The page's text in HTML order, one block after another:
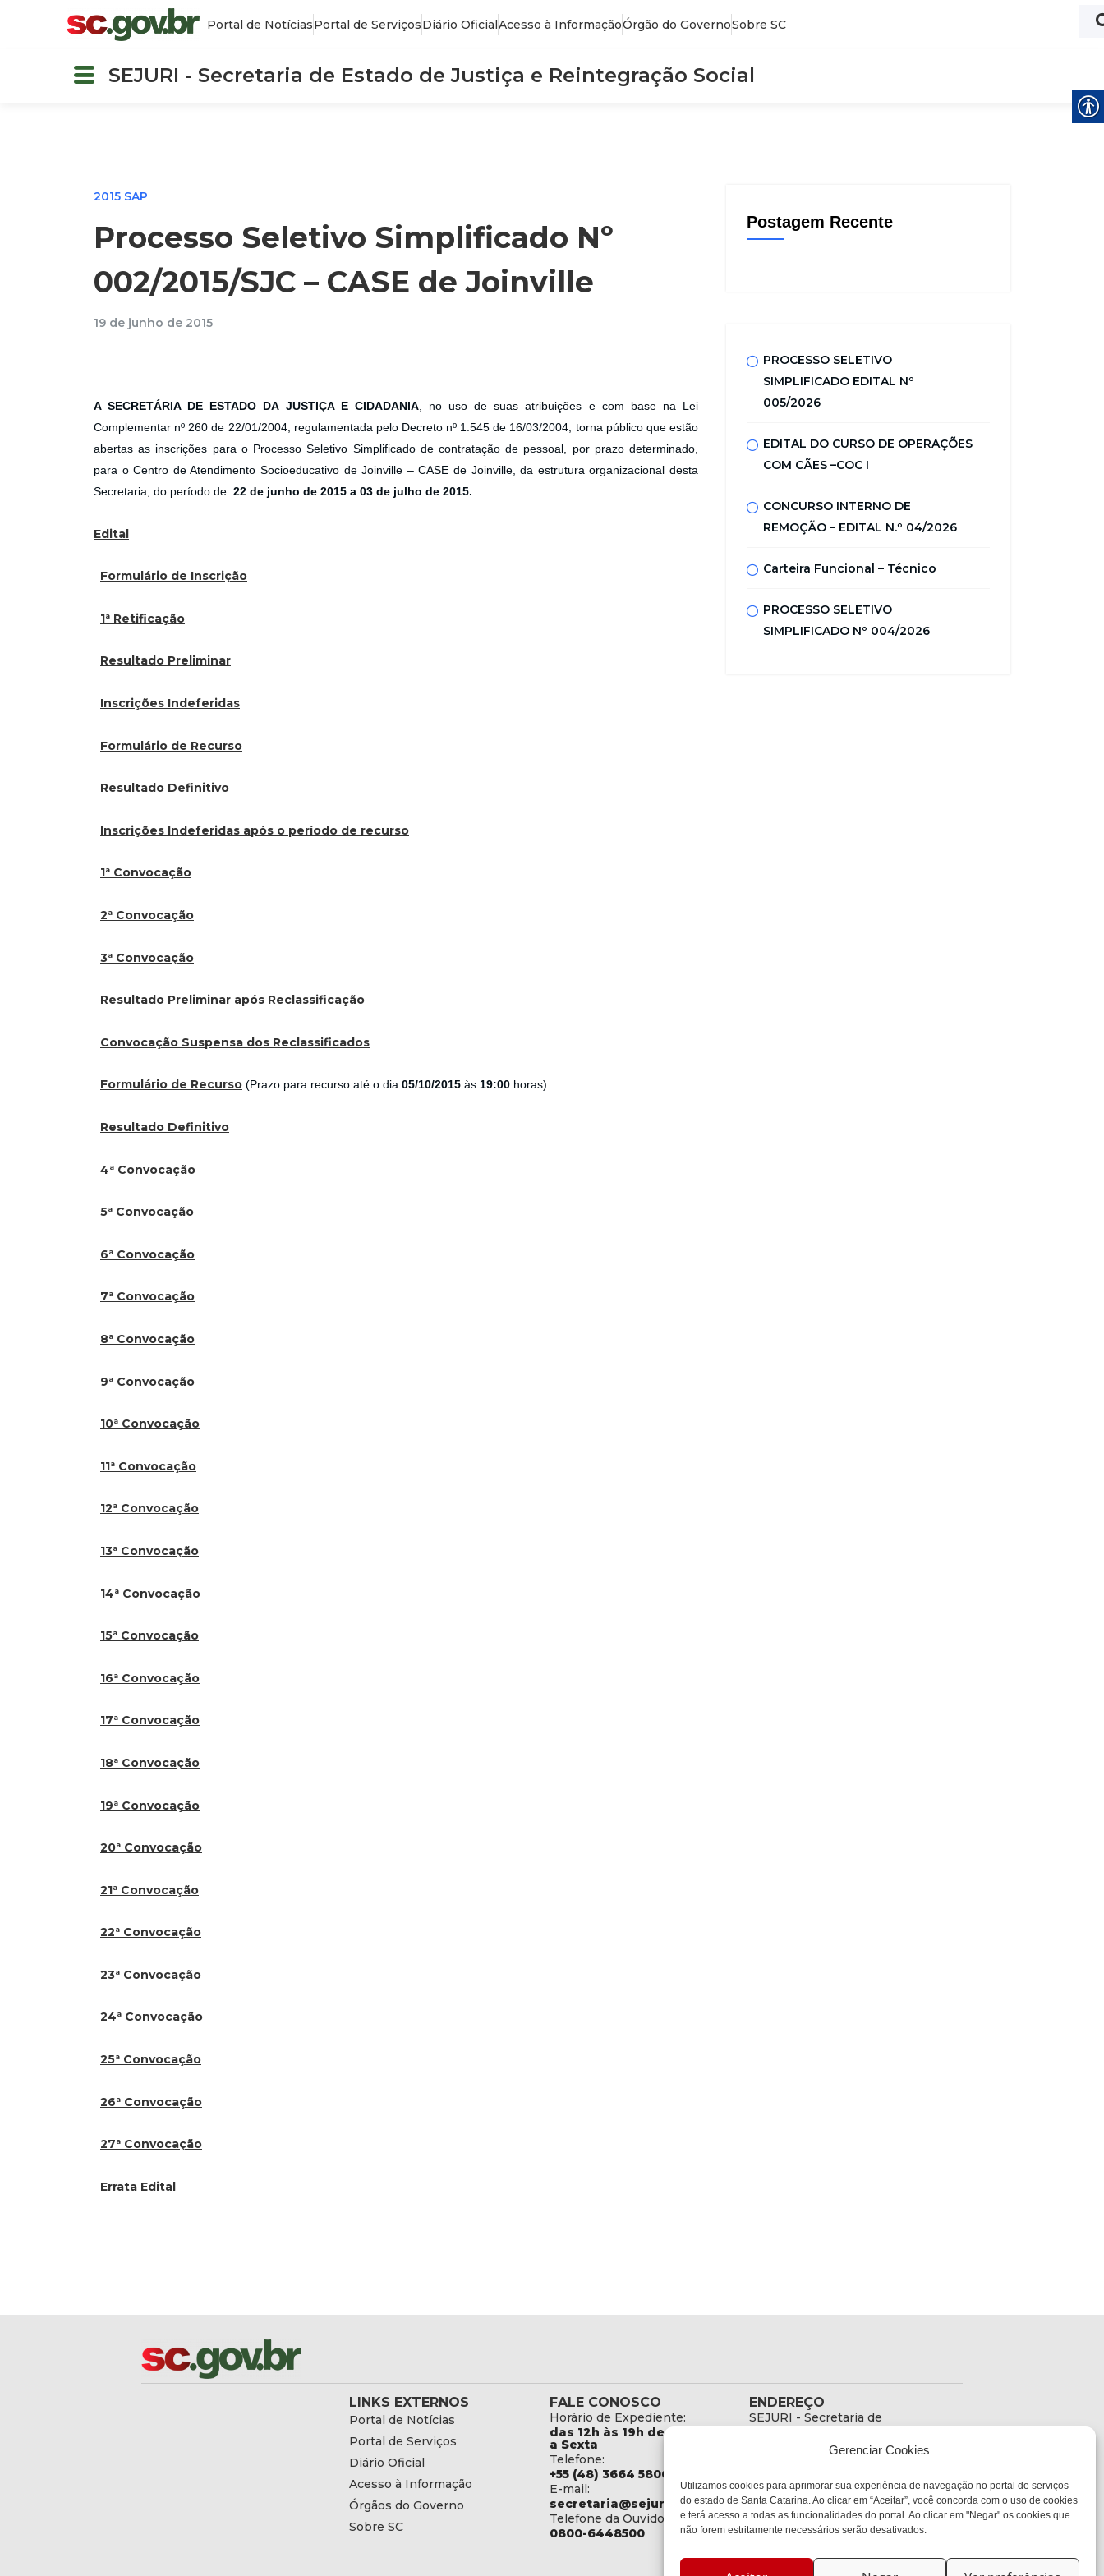
Gerenciar Cookies
Utilizamos cookies para aprimorar sua experiência de navegação no portal de serviços
do estado de Santa Catarina. Ao clicar em “Aceitar”, você concorda com o uso de cookies
e terá acesso a todas as funcionalidades do portal. Ao clicar em "Negar" os cookies que
não forem estritamente necessários serão desativados.
Portal de NotíciasPortal de ServiçosDiário OficialAcesso à InformaçãoÓrgão do GovernoSobre SC
SEJURI - Secretaria de Estado de Justiça e Reintegração Social
2015 SAP
Processo Seletivo Simplificado Nº
002/2015/SJC – CASE de Joinville
19 de junho de 2015
A SECRETÁRIA DE ESTADO DA JUSTIÇA E CIDADANIA, no uso de suas atribuições e com base na Lei
Complementar nº 260 de 22/01/2004, regulamentada pelo Decreto nº 1.545 de 16/03/2004, torna público que estão
abertas as inscrições para o Processo Seletivo Simplificado de contratação de pessoal, por prazo determinado,
para o Centro de Atendimento Socioeducativo de Joinville – CASE de Joinville, da estrutura organizacional desta
Secretaria, do período de 22 de junho de 2015 a 03 de julho de 2015.
Edital
Formulário de Inscrição
1ª Retificação
Resultado Preliminar
Inscrições Indeferidas
Formulário de Recurso
Resultado Definitivo
Inscrições Indeferidas após o período de recurso
1ª Convocação
2ª Convocação
3ª Convocação
Resultado Preliminar após Reclassificação
Convocação Suspensa dos Reclassificados
Formulário de Recurso (Prazo para recurso até o dia 05/10/2015 às 19:00 horas).
Resultado Definitivo
4ª Convocação
5ª Convocação
6ª Convocação
7ª Convocação
8ª Convocação
9ª Convocação
10ª Convocação
11ª Convocação
12ª Convocação
13ª Convocação
14ª Convocação
15ª Convocação
16ª Convocação
17ª Convocação
18ª Convocação
19ª Convocação
20ª Convocação
21ª Convocação
22ª Convocação
23ª Convocação
24ª Convocação
25ª Convocação
26ª Convocação
27ª Convocação
Errata Edital
Postagem Recente
PROCESSO SELETIVO
SIMPLIFICADO EDITAL Nº
005/2026
EDITAL DO CURSO DE OPERAÇÕES
COM CÃES –COC I
CONCURSO INTERNO DE
REMOÇÃO – EDITAL N.º 04/2026
Carteira Funcional – Técnico
PROCESSO SELETIVO
SIMPLIFICADO Nº 004/2026
LINKS EXTERNOS
Portal de Notícias
Portal de Serviços
Diário Oficial
Acesso à Informação
Órgãos do Governo
Sobre SC
FALE CONOSCO
Horário de Expediente:
das 12h às 19h de Segunda
a Sexta
Telefone:
+55 (48) 3664 5806
E-mail:
secretaria@sejuri.sc.gov.br
Telefone da Ouvidoria:
0800-6448500
ENDEREÇO
SEJURI - Secretaria de
Reintegração Social
Rua Fúlvio Aducci, 1214 -
Loja 06
Bairro:
Estreito - Florianópolis -
SC
88075-000